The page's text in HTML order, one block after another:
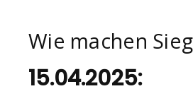
Wie machen
15.04.2025: